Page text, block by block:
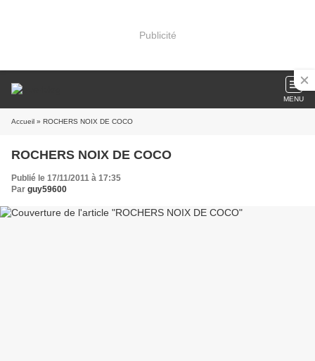
Publicité
MENU
Accueil » ROCHERS NOIX DE COCO
ROCHERS NOIX DE COCO
Publié le 17/11/2011 à 17:35
Par guy59600